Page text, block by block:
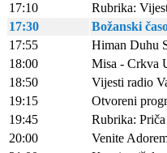
17:10
Rubrika:
17:30
Božanski
17:55
Himan Duhu
18:00
Misa - Crkva
18:50
Vijesti radio
19:15
Otvoreni
19:45
Rubrika:
20:00
Venite